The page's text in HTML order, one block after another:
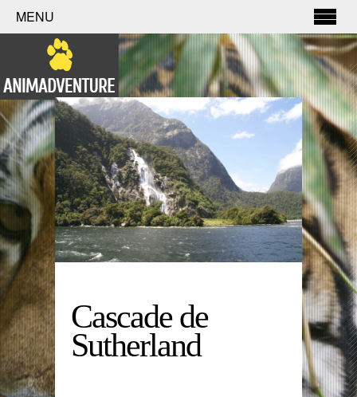
MENU
Cascade de
Sutherland